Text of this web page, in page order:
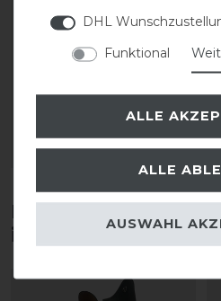
CAVALLO Care Creme
9,90 € *
| 132,00 € / Liter
ARTIKEL MERKEN
Diese Produkte
interessieren
DHL
Funktional
ALLE
ALLE
AUSWAHL